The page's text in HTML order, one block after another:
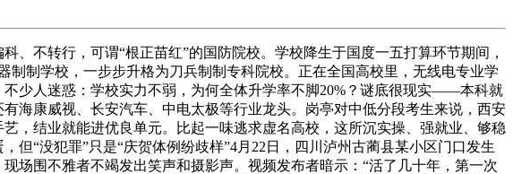
不转行，可谓“根正苗红”的国防院校。学校降生于国度一五打算环节期间，
制学校，一步步升格为刀兵制制专科院校。正在全国高校里，无线电专业学
少人迷惑：学校实力不弱，为何全体升学率不脚20%？谜底很现实——本科就
海康威视、长安汽车、中电太极等行业龙头。岗亭对中低分段考生来说，西安
，结业就能进优良单元。比起一味逃求虚名高校，这所沉实操、强就业、够稳
“没犯罪”只是“庆贺体例纷歧样”4月22日，四川泸州古蔺县某小区门口发生
场围不雅者不竭发出笑声和摄影声。视频发布者暗示：“活了几十年，第一次